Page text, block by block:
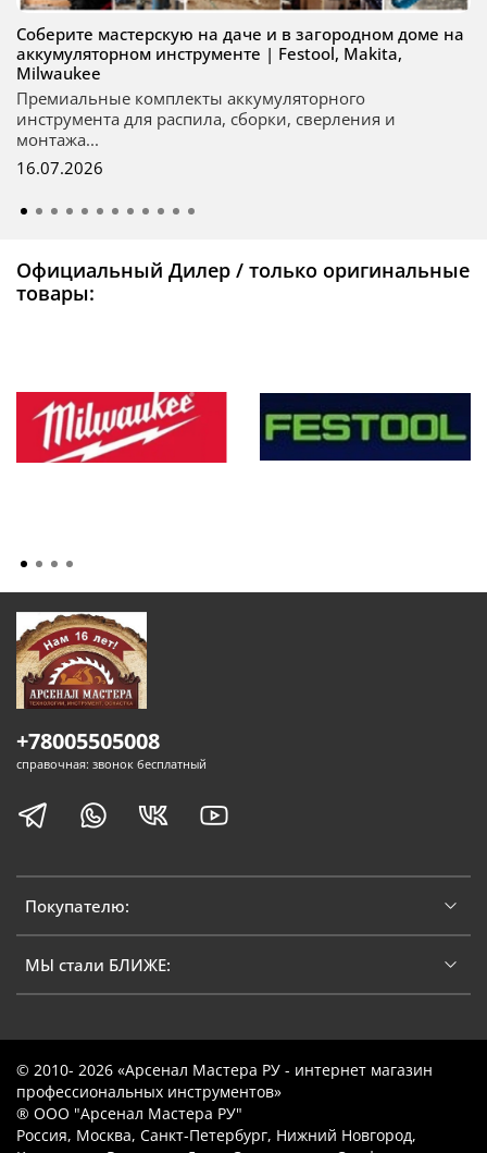
Соберите мастерскую на даче и в загородном доме на
аккумуляторном инструменте | Festool, Makita,
Milwaukee
Премиальные комплекты аккумуляторного
инструмента для распила, сборки, сверления и
монтажа...
16.07.2026
Официальный Дилер / только оригинальные
товары:
Покупателю:
МЫ стали БЛИЖЕ:
+78005505008
справочная: звонок бесплатный
© 2010- 2026 «Арсенал Мастера РУ - интернет магазин
профессиональных инструментов»
® ООО "Арсенал Мастера РУ"
Россия, Москва, Санкт-Петербург, Нижний Новгород,